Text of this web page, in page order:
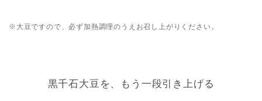
※大豆ですので、必ず加熱調理のうえお召し上がりください。
黒千石大豆を、もう一段引き上げる